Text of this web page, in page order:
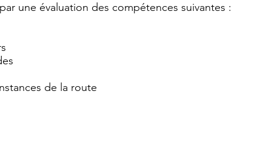
une évaluation des compétences suivantes :
de la route